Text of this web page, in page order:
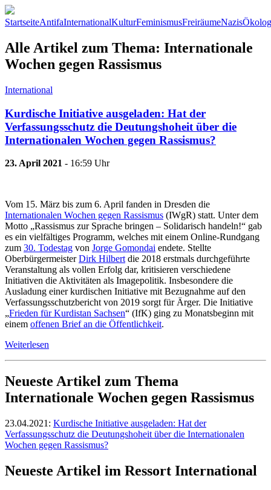
StartseiteAntifaInternationalKulturFeminismusFreiräumeNazis
Alle Artikel zum Thema: Internationale
Wochen gegen Rassismus
International
Kurdische Initiative ausgeladen: Hat der
Verfassungsschutz die Deutungshoheit über die
Internationalen Wochen gegen Rassismus?
23. April 2021 - 16:59 Uhr
Vom 15. März bis zum 6. April fanden in Dresden die
Internationalen Wochen gegen Rassismus (IWgR) statt. Unter dem
Motto „Rassismus zur Sprache bringen – Solidarisch handeln!“ gab
es ein vielfältiges Programm, welches mit einem Online-Rundgang
zum 30. Todestag von Jorge Gomondai endete. Stellte
OberbürgermeisterDirk Hilbert die 2018 erstmals durchgeführte
Veranstaltung als vollen Erfolg dar, kritisieren verschiedene
Initiativen die Aktivitäten als Imagepolitik. Insbesondere die
Ausladung einer kurdischen Initiative mit Bezugnahme auf den
Verfassungsschutzbericht von 2019 sorgt für Ärger. Die Initiative
„Frieden für Kurdistan Sachsen“ (IfK) ging zu Monatsbeginn mit
einem offenen Brief an die Öffentlichkeit.
Weiterlesen
Neueste Artikel zum Thema
Internationale Wochen gegen Rassismus
23.04.2021: Kurdische Initiative ausgeladen: Hat der
Verfassungsschutz die Deutungshoheit über die Internationalen
Wochen gegen Rassismus?
Neueste Artikel im Ressort International